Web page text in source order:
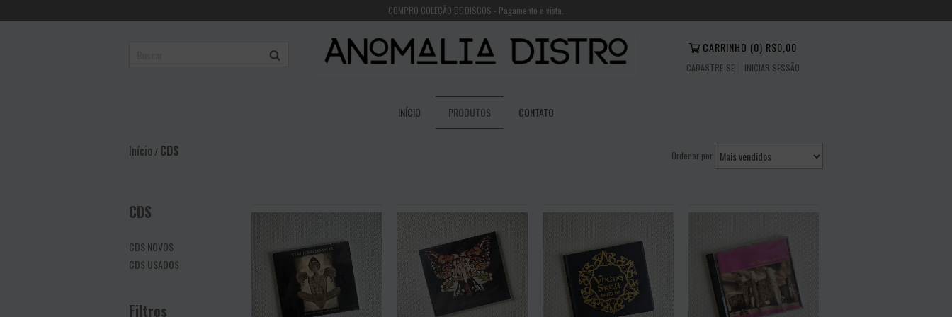
COMPRO COLEÇÃO DE DISCOS - Pagamento a vista.
CARRINHO (0) R$0,00
CADASTRE-SE INICIAR SESSÃO
INÍCIO PRODUTOS CONTATO
Início/CDS Ordenar por
CDS
CDS NOVOS
CDS USADOS
Filtros